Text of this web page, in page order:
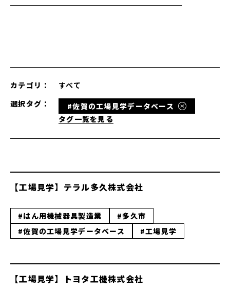
カテゴリ：
すべて
選択タグ：
#佐賀の工場見学データベース
タグ一覧を見る
【工場見学】テラル多久株式会社
#はん用機械器具製造業
#多久市
#佐賀の工場見学データベース
#工場見学
【工場見学】トヨタ工機株式会社